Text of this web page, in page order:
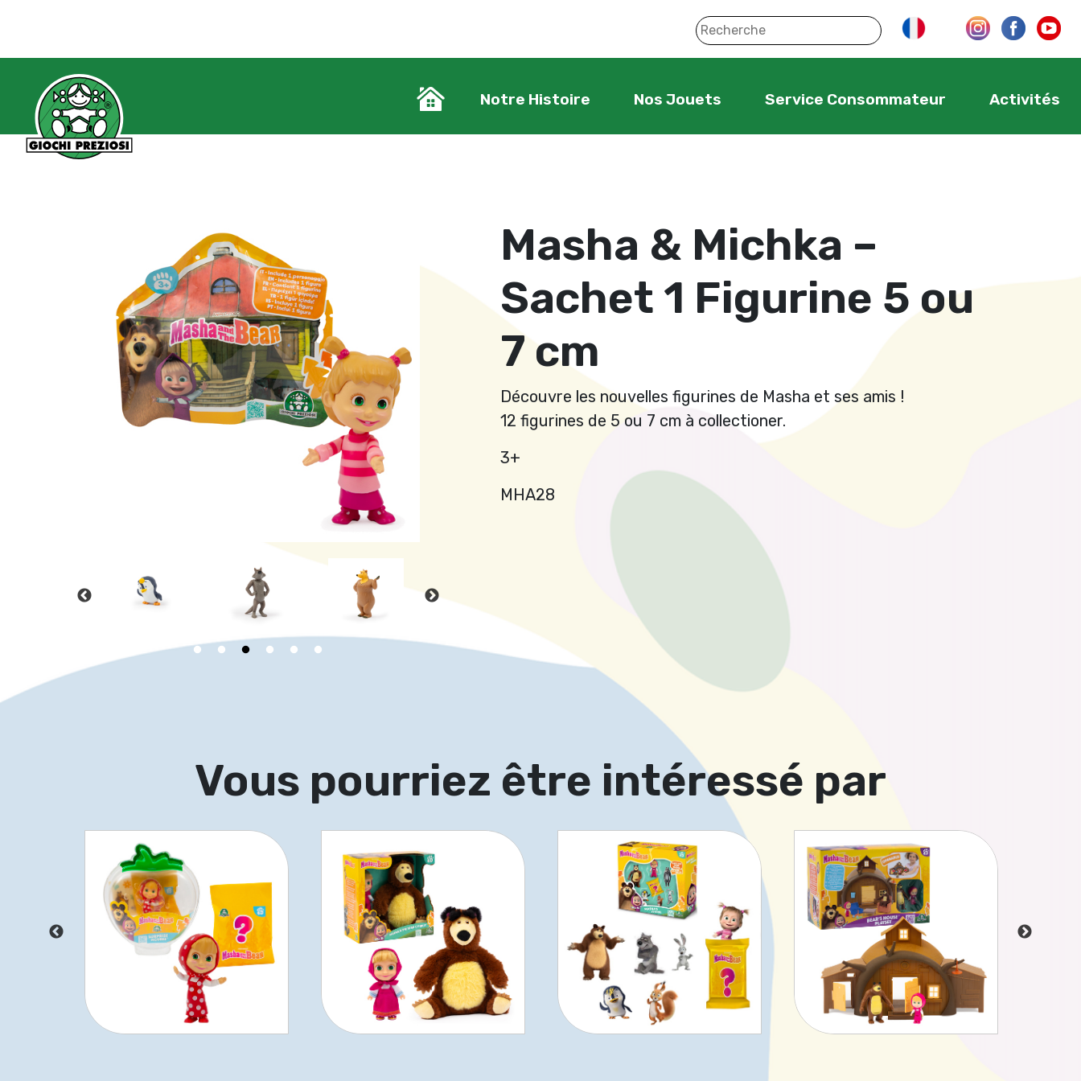
Notre Histoire Nos Jouets Service Consommateur Activités
Masha & Michka –
Sachet 1 Figurine 5 ou
7 cm
Découvre les nouvelles figurines de Masha et ses amis !
12 figurines de 5 ou 7 cm à collectioner.
3+
MHA28
Vous pourriez être intéressé par